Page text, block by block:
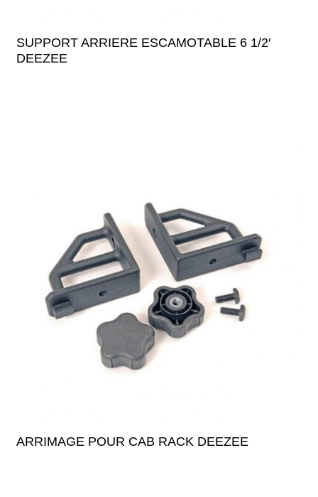
SUPPORT ARRIERE ESCAMOTABLE 6 1/2′
DEEZEE
ARRIMAGE POUR CAB RACK DEEZEE